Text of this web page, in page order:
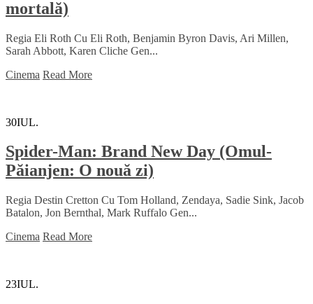
mortală)
Regia Eli Roth Cu Eli Roth, Benjamin Byron Davis, Ari Millen,
Sarah Abbott, Karen Cliche Gen...
Cinema Read More
30IUL.
Spider-Man: Brand New Day (Omul-
Păianjen: O nouă zi)
Regia Destin Cretton Cu Tom Holland, Zendaya, Sadie Sink, Jacob
Batalon, Jon Bernthal, Mark Ruffalo Gen...
Cinema Read More
23IUL.